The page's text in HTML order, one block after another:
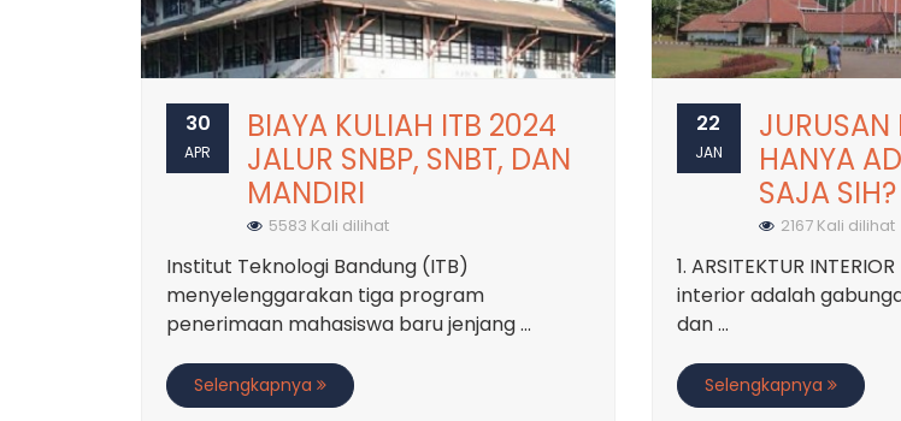
30
APR
BIAYA KULIAH ITB 2024
JALUR SNBP, SNBT, DAN
MANDIRI
5583 Kali dilihat
Institut Teknologi Bandung (ITB)
menyelenggarakan tiga program
penerimaan mahasiswa baru jenjang ...
Selengkapnya
22
JAN
JURUSAN
HANYA
SAJA SIH?
2167 Kali dilihat
1. ARSITEKTUR
interior adalah
dan ...
Selengkapnya